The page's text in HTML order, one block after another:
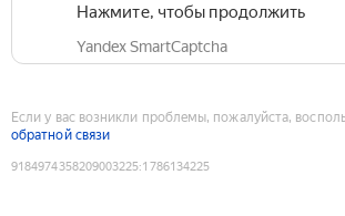
Нажмите, чтобы продолжить
Yandex SmartCaptcha
Если у вас возникли проблемы, пожалуйста,
обратной связи
9184974358209003225:1786134225